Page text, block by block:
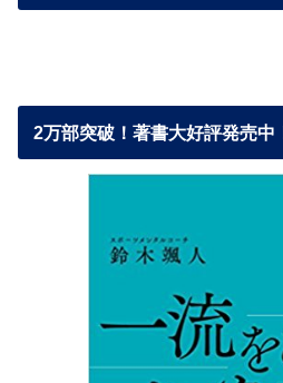
2万部突破！著書大好評発売中